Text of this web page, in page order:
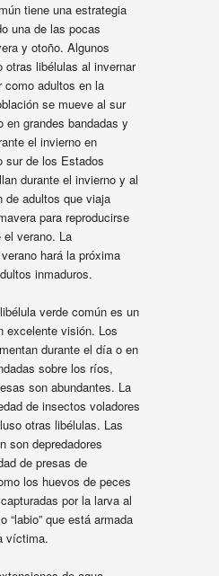
tiene una estrategia
una de las pocas
y otoño. Algunos
libélulas al invernar
como adultos en la
se mueve al sur
en grandes bandadas y
el invierno en
sur de los Estados
durante el invierno y al
de adultos que viaja
para reproducirse
verano. La
hará la próxima
inmaduros.
verde común es un
excelente visión. Los
durante el día o en
sobre los ríos,
son abundantes. La
de insectos voladores
otras libélulas. Las
son depredadores
de presas de
los huevos de peces
por la larva al
“labio” que está armada
víctima.